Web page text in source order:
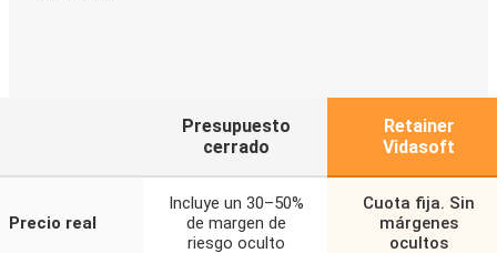
Presupuesto
cerrado
Retainer
Vidasoft
Precio real
Incluye un 30–50%
de margen de
riesgo oculto
Cuota fija. Sin
márgenes
ocultos